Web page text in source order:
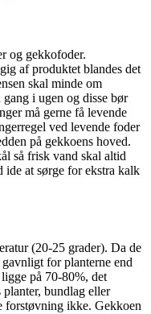
og gekkofoder.
af produktet blandes det
skal minde om
i ugen og disse bør
må gerne få levende
ved levende foder
på gekkoens hoved.
så frisk vand skal altid
ide at sørge for ekstra kalk
(20-25 grader). Da de
for planterne end
på 70-80%, det
bundlag eller
forstøvning ikke. Gekkoen